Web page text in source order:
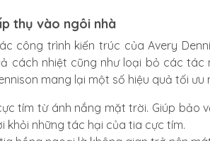
thụ vào ngôi nhà
công trình kiến trúc của Avery
cách nhiệt cũng như loại bỏ các
mang lại một số hiệu quả tối ưu
tím từ ánh nắng mặt trời. Giúp bảo
khỏi những tác hại của tia cực tím.